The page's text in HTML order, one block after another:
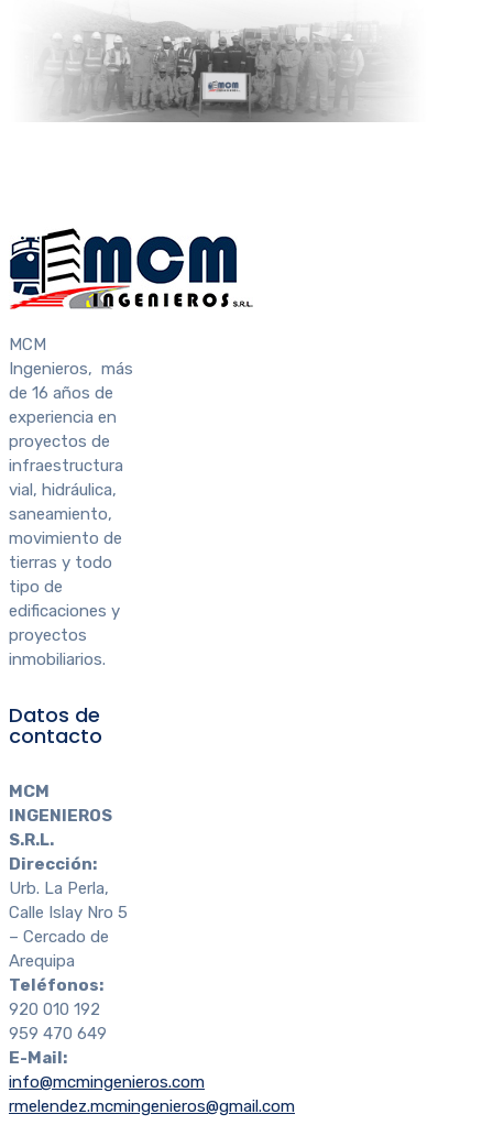
MCM
Ingenieros, más
de 16 años de
experiencia en
proyectos de
infraestructura
vial, hidráulica,
saneamiento,
movimiento de
tierras y todo
tipo de
edificaciones y
proyectos
inmobiliarios.
Datos de
contacto
MCM
INGENIEROS
S.R.L.
Dirección:
Urb. La Perla,
Calle Islay Nro 5
– Cercado de
Arequipa
Teléfonos:
920 010 192
959 470 649
E-Mail:
info@mcmingenieros.com
rmelendez.mcmingenieros@gmail.com